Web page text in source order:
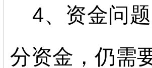
4、资金问
分资金，仍需